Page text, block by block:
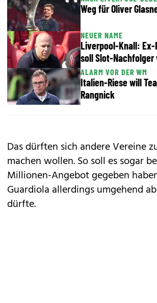
Weg für Oliver
NEUER NAME
Liverpool-Knall: Ex-
soll Slot-Nachfolger
ALARM VOR DER WM
Italien-Riese will
Rangnick
Das dürften sich andere Vereine
machen wollen. So soll es sogar
Millionen-Angebot gegeben
Guardiola allerdings umgehend
dürfte.